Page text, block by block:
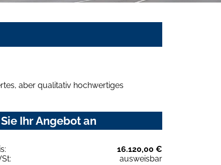
aber qualitativ hochwertiges
Ihr Angebot an
16.120,00 €
ausweisbar